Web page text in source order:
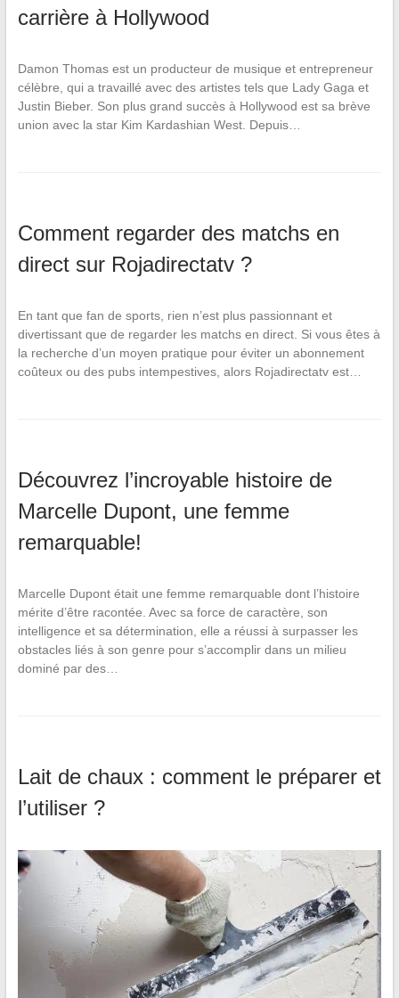
carrière à Hollywood
Damon Thomas est un producteur de musique et entrepreneur
célèbre, qui a travaillé avec des artistes tels que Lady Gaga et
Justin Bieber. Son plus grand succès à Hollywood est sa brève
union avec la star Kim Kardashian West. Depuis…
Comment regarder des matchs en
direct sur Rojadirectatv ?
En tant que fan de sports, rien n’est plus passionnant et
divertissant que de regarder les matchs en direct. Si vous êtes à
la recherche d’un moyen pratique pour éviter un abonnement
coûteux ou des pubs intempestives, alors Rojadirectatv est…
Découvrez l’incroyable histoire de
Marcelle Dupont, une femme
remarquable!
Marcelle Dupont était une femme remarquable dont l’histoire
mérite d’être racontée. Avec sa force de caractère, son
intelligence et sa détermination, elle a réussi à surpasser les
obstacles liés à son genre pour s’accomplir dans un milieu
dominé par des…
Lait de chaux : comment le préparer et
l’utiliser ?